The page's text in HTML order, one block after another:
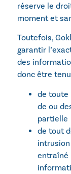
réserve le
moment et
Toutefois,
garantir
des
donc être
de toute
de ou
partielle
de tout
entraîné